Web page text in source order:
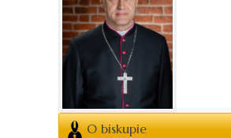
O biskupie